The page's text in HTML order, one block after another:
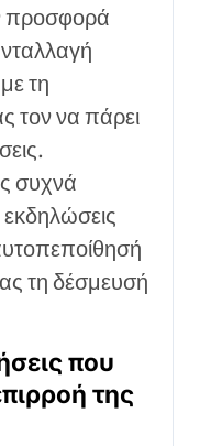
προσφορά
τη
τον να πάρει
συχνά
τη δέσμευσή
που
της